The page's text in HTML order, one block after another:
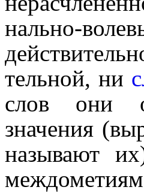
наль­но-
тель­ной, ни
слов они
значения
называют